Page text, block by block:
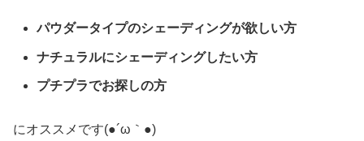
パウダータイプのシェーディングが欲しい方
ナチュラルにシェーディングしたい方
プチプラでお探しの方
にオススメです(●´ω｀●)